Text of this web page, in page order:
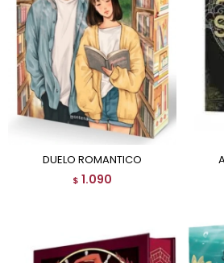
DUELO ROMANTICO
$ 1.090